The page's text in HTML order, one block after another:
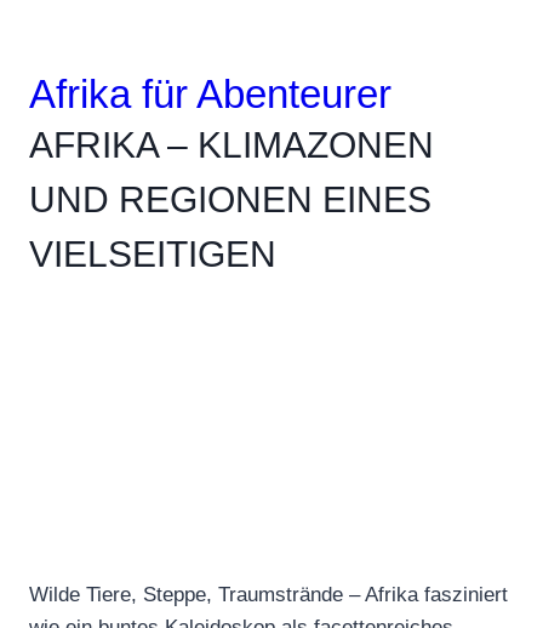
Afrika für Abenteurer
AFRIKA – KLIMAZONEN
UND REGIONEN EINES
VIELSEITIGEN
Wilde Tiere, Steppe, Traumstrände – Afrika fasziniert